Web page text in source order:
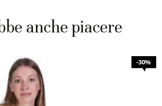
anche piacere
30%